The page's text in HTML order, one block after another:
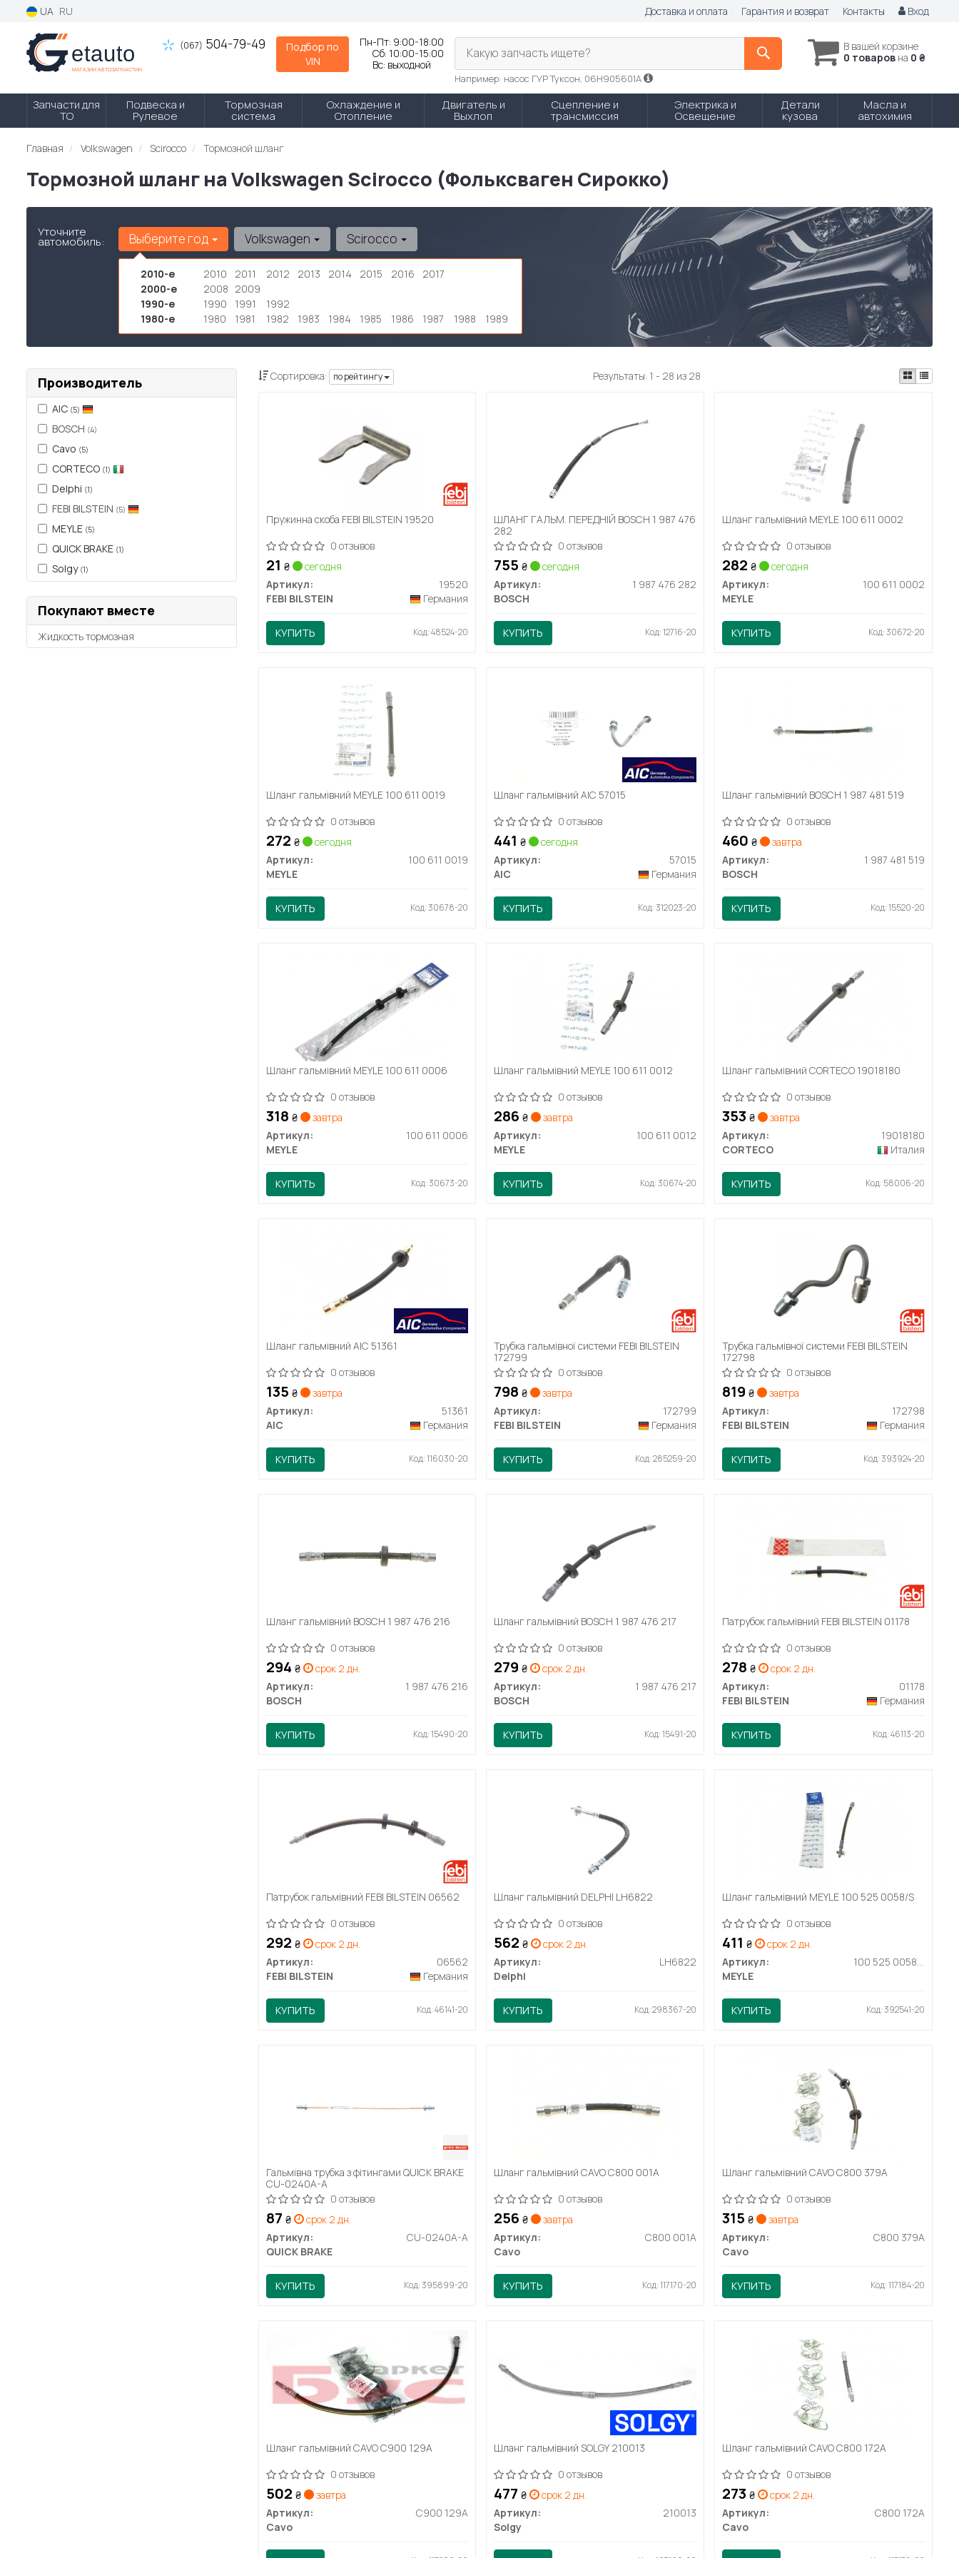
UA RU Доставка и оплата Гарантия и возврат Контакты Вход
(067) 504-79-49
Подбор по
VIN
Пн-Пт: 9:00-18:00
Сб: 10:00-15:00
Вс: выходной
В вашей корзине
0 товаров на 0 ₴
Какую запчасть ищете?
Например: насос ГУР Туксон, 06H905601A
Запчасти для
ТО
Подвеска и
Рулевое
Тормозная
система
Охлаждение и
Отопление
Двигатель и
Выхлоп
Сцепление и
трансмиссия
Электрика и
Освещение
Детали
кузова
Масла и
автохимия
Главная Volkswagen Scirocco Тормозной шланг
Тормозной шланг на Volkswagen Scirocco (Фольксваген Сирокко)
Уточните
автомобиль: Выберите год
2010-е 2010 2011 2012 2013 2014 2015 2016
2017
2000-е
2008 2009
1990-е
1990 1991
1992
1980-е
1980 1981 1982 1983 1984 1985 1986 1987 1988 1989
Volkswagen Scirocco
Производитель
AIC (5)
BOSCH (4)
Cavo (5)
CORTECO (1)
Delphi (1)
FEBI BILSTEIN (5)
MEYLE (5)
QUICK BRAKE (1)
Solgy (1)
Покупают вместе
Жидкость тормозная
Сортировка: по рейтингу Результаты: 1 - 28 из 28
Пружинна скоба FEBI BILSTEIN 19520
0 отзывов
21 ₴
сегодня
Артикул:
19520
FEBI BILSTEIN
Германия
КУПИТЬ Код: 48524-20
ШЛАНГ ГАЛЬМ. ПЕРЕДНІЙ BOSCH 1 987 476
282
0 отзывов
755₴
сегодня
Артикул:
1 987 476 282
BOSCH
КУПИТЬ Код: 12716-20
Шланг гальмівний MEYLE 100 611 0002
0 отзывов
282₴
сегодня
Артикул:
100 611 0002
MEYLE
КУПИТЬ Код: 30672-20
Шланг гальмівний MEYLE 100 611 0019
0 отзывов
272 ₴
сегодня
Артикул:
100 611 0019
MEYLE
КУПИТЬ Код: 30678-20
Шланг гальмівний AIC 57015
0 отзывов
441₴
сегодня
Артикул:
57015
AIC
Германия
КУПИТЬ Код: 312023-20
Шланг гальмівний BOSCH 1 987 481 519
0 отзывов
460₴
завтра
Артикул:
1 987 481 519
BOSCH
КУПИТЬ Код: 15520-20
Шланг гальмівний MEYLE 100 611 0006
0 отзывов
318 ₴
завтра
Артикул:
100 611 0006
MEYLE
КУПИТЬ Код: 30673-20
Шланг гальмівний MEYLE 100 611 0012
0 отзывов
286₴
завтра
Артикул:
100 611 0012
MEYLE
КУПИТЬ Код: 30674-20
Шланг гальмівний CORTECO 19018180
0 отзывов
353₴
завтра
Артикул:
19018180
CORTECO
Италия
КУПИТЬ Код: 58006-20
Шланг гальмівний AIC 51361
0 отзывов
135 ₴
завтра
Артикул:
51361
AIC
Германия
КУПИТЬ Код: 116030-20
Трубка гальмівної системи FEBI BILSTEIN
172799
0 отзывов
798₴
завтра
Артикул:
172799
FEBI BILSTEIN
Германия
КУПИТЬ Код: 285259-20
Трубка гальмівної системи FEBI BILSTEIN
172798
0 отзывов
819₴
завтра
Артикул:
172798
FEBI BILSTEIN
Германия
КУПИТЬ Код: 393924-20
Шланг гальмівний BOSCH 1 987 476 216
0 отзывов
294 ₴
срок 2 дн.
Артикул:
1 987 476 216
BOSCH
КУПИТЬ Код: 15490-20
Шланг гальмівний BOSCH 1 987 476 217
0 отзывов
279₴
срок 2 дн.
Артикул:
1 987 476 217
BOSCH
КУПИТЬ Код: 15491-20
Патрубок гальмівний FEBI BILSTEIN 01178
0 отзывов
278₴
срок 2 дн.
Артикул:
01178
FEBI BILSTEIN
Германия
КУПИТЬ Код: 46113-20
Патрубок гальмівний FEBI BILSTEIN 06562
0 отзывов
292 ₴
срок 2 дн.
Артикул:
06562
FEBI BILSTEIN
Германия
КУПИТЬ Код: 46141-20
Шланг гальмівний DELPHI LH6822
0 отзывов
562₴
срок 2 дн.
Артикул:
LH6822
Delphi
КУПИТЬ Код: 298367-20
Шланг гальмівний MEYLE 100 525 0058/S
0 отзывов
411₴
срок 2 дн.
Артикул:
100 525 0058/S
MEYLE
КУПИТЬ Код: 392541-20
Гальмівна трубка з фітингами QUICK BRAKE
CU-0240A-A
0 отзывов
87 ₴
срок 2 дн.
Артикул:
CU-0240A-A
QUICK BRAKE
КУПИТЬ Код: 395899-20
Шланг гальмівний CAVO C800 001A
0 отзывов
256₴
завтра
Артикул:
C800 001A
Cavo
КУПИТЬ Код: 117170-20
Шланг гальмівний CAVO C800 379A
0 отзывов
315₴
завтра
Артикул:
C800 379A
Cavo
КУПИТЬ Код: 117184-20
Шланг гальмівний CAVO C900 129A
0 отзывов
502 ₴
завтра
Артикул:
C900 129A
Cavo
Шланг гальмівний SOLGY 210013
0 отзывов
477₴
срок 2 дн.
Артикул:
210013
Solgy
Шланг гальмівний CAVO C800 172A
0 отзывов
273₴
срок 2 дн.
Артикул:
C800 172A
Cavo